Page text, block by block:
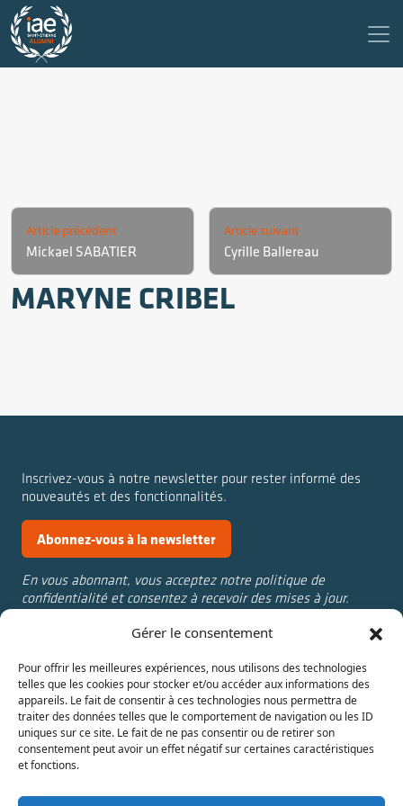
Gérer le consentement
Pour offrir les meilleures expériences, nous utilisons des technologies
telles que les cookies pour stocker et/ou accéder aux informations des
appareils. Le fait de consentir à ces technologies nous permettra de
traiter des données telles que le comportement de navigation ou les ID
uniques sur ce site. Le fait de ne pas consentir ou de retirer son
consentement peut avoir un effet négatif sur certaines caractéristiques
et fonctions.
Article précédent
Mickael SABATIER
Article suivant
Cyrille Ballereau
MARYNE CRIBEL
Inscrivez-vous à notre newsletter pour rester informé des
nouveautés et des fonctionnalités.
Abonnez-vous à la newsletter
En vous abonnant, vous acceptez notre politique de
confidentialité et consentez à recevoir des mises à jour.
aline.cantat@univ-st-
etienne.fr
julie.rolland@univ-st-
etienne.fr
Actualités
Témoignages
IAE Saint-Étienne